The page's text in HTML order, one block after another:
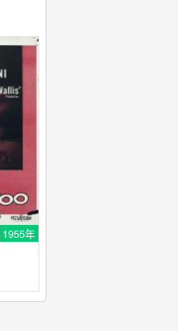
1955年